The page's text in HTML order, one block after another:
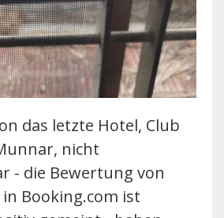
das letzte Hotel, Club
nicht
- die Bewertung von
Booking.com ist